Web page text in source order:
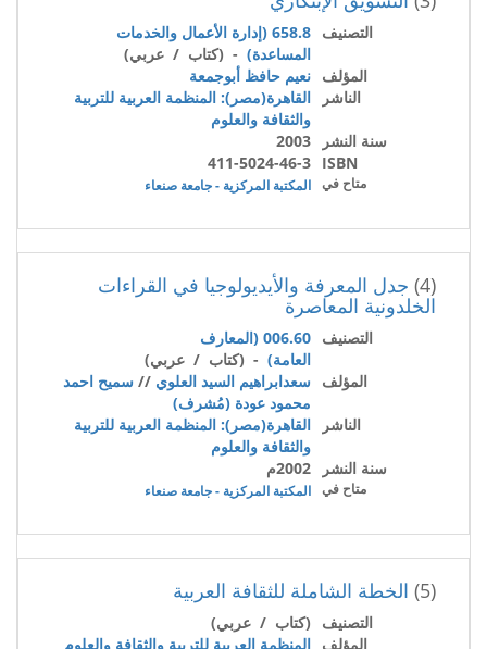
التصنيف
658.8 (إدارة الأعمال والخدمات
المساعدة) - (كتاب / عربي)
المؤلف نعيم حافظ أبوجمعة
الناشر
القاهرة(مصر): المنظمة العربية للتربية
والثقافة والعلوم
سنة النشر
2003
ISBN
411-5024-46-3
متاح في المكتبة المركزية - جامعة صنعاء
(4) جدل المعرفة والأيديولوجيا في القراءات
الخلدونية المعاصرة
التصنيف
006.60 (المعارف
العامة) - (كتاب / عربي)
المؤلف سعدابراهيم السيد العلوي // سميح احمد
محمود عودة (مُشرف)
الناشر
القاهرة(مصر): المنظمة العربية للتربية
والثقافة والعلوم
سنة النشر
2002م
متاح في المكتبة المركزية - جامعة صنعاء
(5) الخطة الشاملة للثقافة العربية
التصنيف
(كتاب / عربي)
المؤلف المنظمة العربية للتربية والثقافة والعلوم